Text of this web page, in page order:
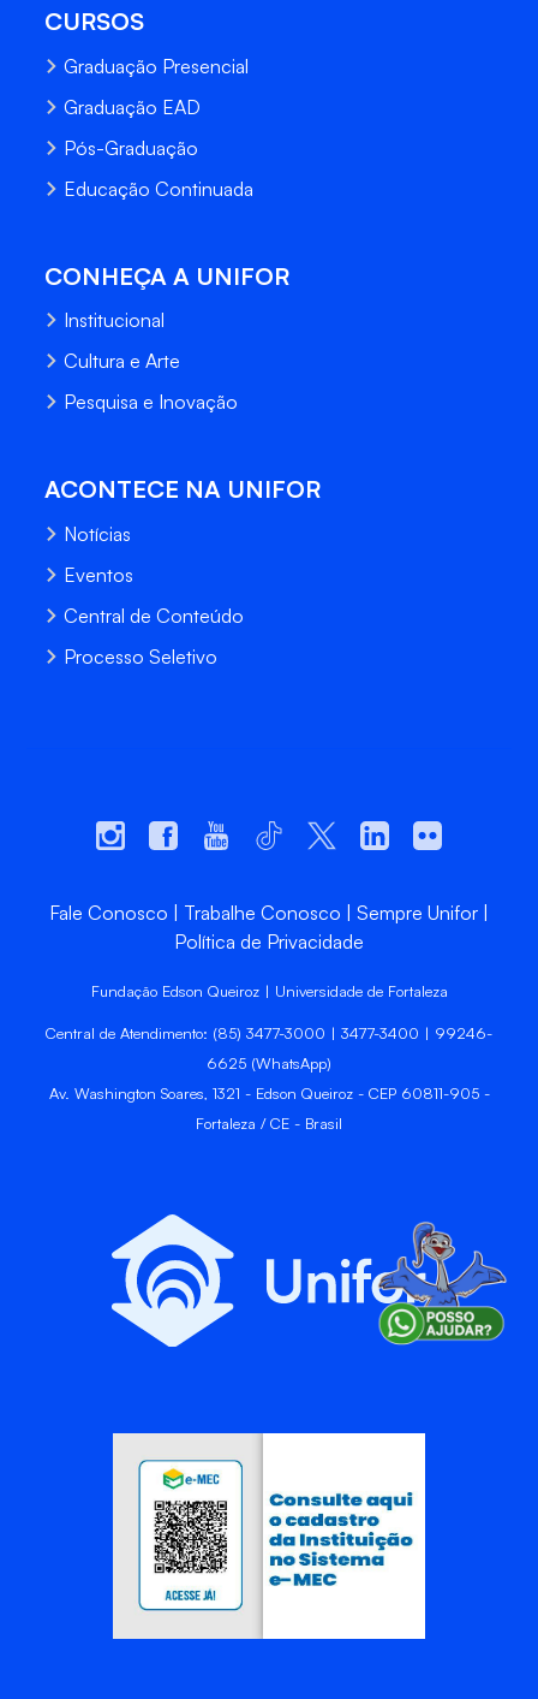
CURSOS
Graduação Presencial
Graduação EAD
Pós-Graduação
Educação Continuada
CONHEÇA A UNIFOR
Institucional
Cultura e Arte
Pesquisa e Inovação
ACONTECE NA UNIFOR
Notícias
Eventos
Central de Conteúdo
Processo Seletivo
Fale Conosco Trabalhe Conosco
Sempre Unifor
Política de Privacidade
Fundação Edson Queiroz | Universidade de Fortaleza
Central de Atendimento: (85) 3477-3000 | 3477-3400 | 99246-
6625 (WhatsApp)
Av. Washington Soares, 1321 - Edson Queiroz - CEP 60811-905 -
Fortaleza / CE - Brasil